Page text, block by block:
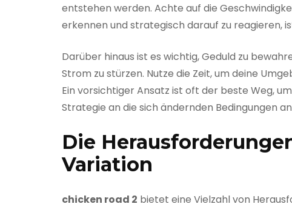
entstehen werden. Achte auf die
erkennen und strategisch darauf zu reagieren,
Darüber hinaus ist es wichtig, Geduld zu
Strom zu stürzen. Nutze die Zeit, um deine
Ein vorsichtiger Ansatz ist oft der beste Weg,
Strategie an die sich ändernden Bedingungen
Die
Variation
chicken road 2 bietet eine Vielzahl von